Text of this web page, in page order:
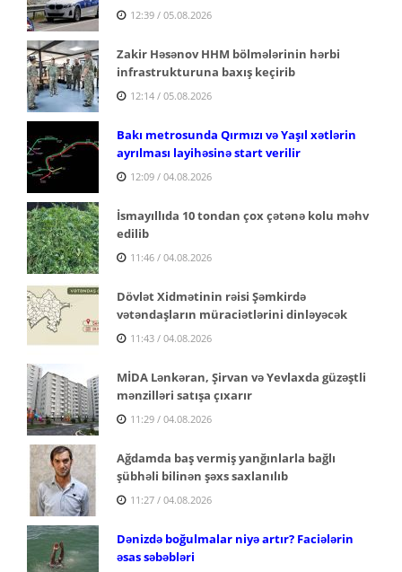
12:39 / 05.08.2026
Zakir Həsənov HHM bölmələrinin hərbi
infrastrukturuna baxış keçirib
12:14 / 05.08.2026
Bakı metrosunda Qırmızı və Yaşıl xətlərin
ayrılması layihəsinə start verilir
12:09 / 04.08.2026
İsmayıllıda 10 tondan çox çətənə kolu məhv
edilib
11:46 / 04.08.2026
Dövlət Xidmətinin rəisi Şəmkirdə
vətəndaşların müraciətlərini dinləyəcək
11:43 / 04.08.2026
MİDA Lənkəran, Şirvan və Yevlaxda güzəştli
mənzilləri satışa çıxarır
11:29 / 04.08.2026
Ağdamda baş vermiş yanğınlarla bağlı
şübhəli bilinən şəxs saxlanılıb
11:27 / 04.08.2026
Dənizdə boğulmalar niyə artır? Faciələrin
əsas səbəbləri